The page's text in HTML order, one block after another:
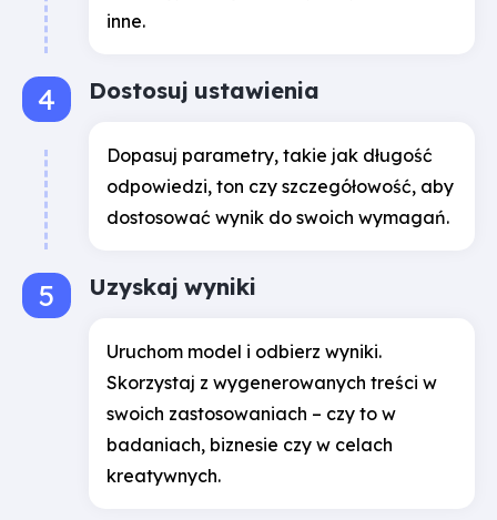
inne.
Dostosuj ustawienia
Dopasuj parametry, takie jak długość
odpowiedzi, ton czy szczegółowość, aby
dostosować wynik do swoich wymagań.
Uzyskaj wyniki
Uruchom model i odbierz wyniki.
Skorzystaj z wygenerowanych treści w
swoich zastosowaniach – czy to w
badaniach, biznesie czy w celach
kreatywnych.